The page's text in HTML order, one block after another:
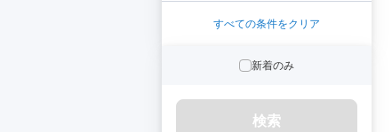
すべての条件をクリア
新着のみ
検索